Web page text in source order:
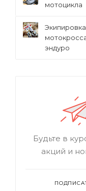
мотоцикла
эндуро
Будьте в
акций и